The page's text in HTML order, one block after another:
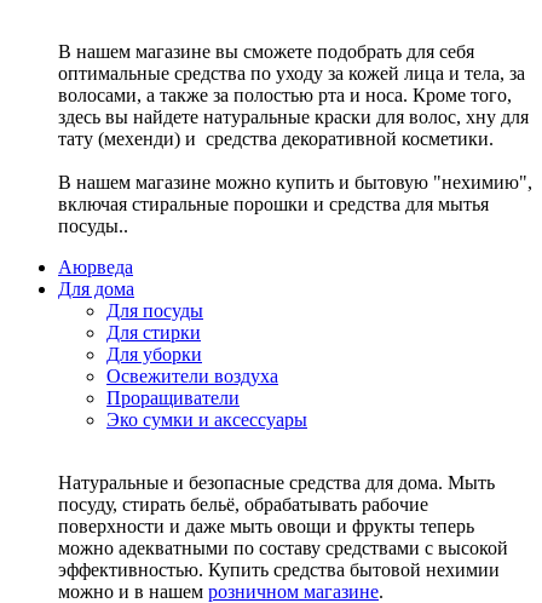
В нашем магазине вы сможете подобрать для себя
оптимальные средства по уходу за кожей лица и тела, за
волосами, а также за полостью рта и носа. Кроме того,
здесь вы найдете натуральные краски для волос, хну для
тату (мехенди) и средства декоративной косметики.
В нашем магазине можно купить и бытовую "нехимию",
включая стиральные порошки и средства для мытья
посуды..
Аюрведа
Для дома
Для посуды
Для стирки
Для уборки
Освежители воздуха
Проращиватели
Эко сумки и аксессуары
Натуральные и безопасные средства для дома. Мыть
посуду, стирать бельё, обрабатывать рабочие
поверхности и даже мыть овощи и фрукты теперь
можно адекватными по составу средствами с высокой
эффективностью. Купить средства бытовой нехимии
можно и в нашем розничном магазине.